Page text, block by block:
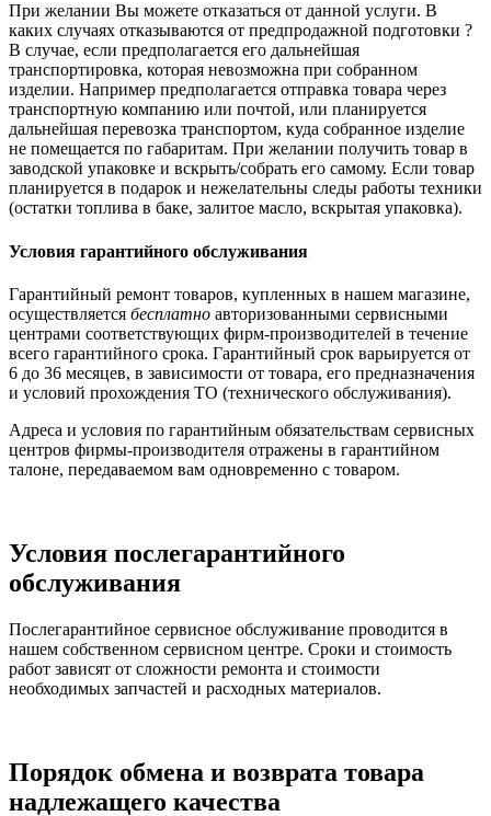
При желании Вы можете отказаться от данной услуги. В
каких случаях отказываются от предпродажной подготовки ?
В случае, если предполагается его дальнейшая
транспортировка, которая невозможна при собранном
изделии. Например предполагается отправка товара через
транспортную компанию или почтой, или планируется
дальнейшая перевозка транспортом, куда собранное изделие
не помещается по габаритам. При желании получить товар в
заводской упаковке и вскрыть/собрать его самому. Если товар
планируется в подарок и нежелательны следы работы техники
(остатки топлива в баке, залитое масло, вскрытая упаковка).
Условия гарантийного обслуживания
Гарантийный ремонт товаров, купленных в нашем магазине,
осуществляется бесплатно авторизованными сервисными
центрами соответствующих фирм-производителей в течение
всего гарантийного срока. Гарантийный срок варьируется от
6 до 36 месяцев, в зависимости от товара, его предназначения
и условий прохождения ТО (технического обслуживания).
Адреса и условия по гарантийным обязательствам сервисных
центров фирмы-производителя отражены в гарантийном
талоне, передаваемом вам одновременно с товаром.
Условия послегарантийного
обслуживания
Послегарантийное сервисное обслуживание проводится в
нашем собственном сервисном центре. Сроки и стоимость
работ зависят от сложности ремонта и стоимости
необходимых запчастей и расходных материалов.
Порядок обмена и возврата товара
надлежащего качества